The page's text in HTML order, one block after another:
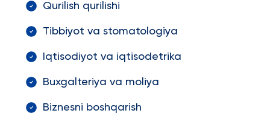
Qurilish qurilishi
Tibbiyot va stomatologiya
Iqtisodiyot va iqtisodetrika
Buxgalteriya va moliya
Biznesni boshqarish